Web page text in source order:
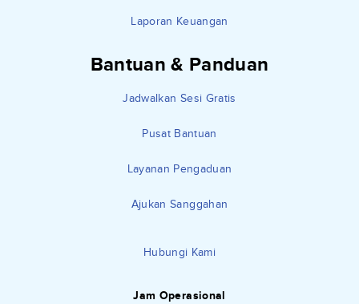
Laporan Keuangan
Bantuan & Panduan
Jadwalkan Sesi Gratis
Pusat Bantuan
Layanan Pengaduan
Ajukan Sanggahan
Hubungi Kami
Jam Operasional